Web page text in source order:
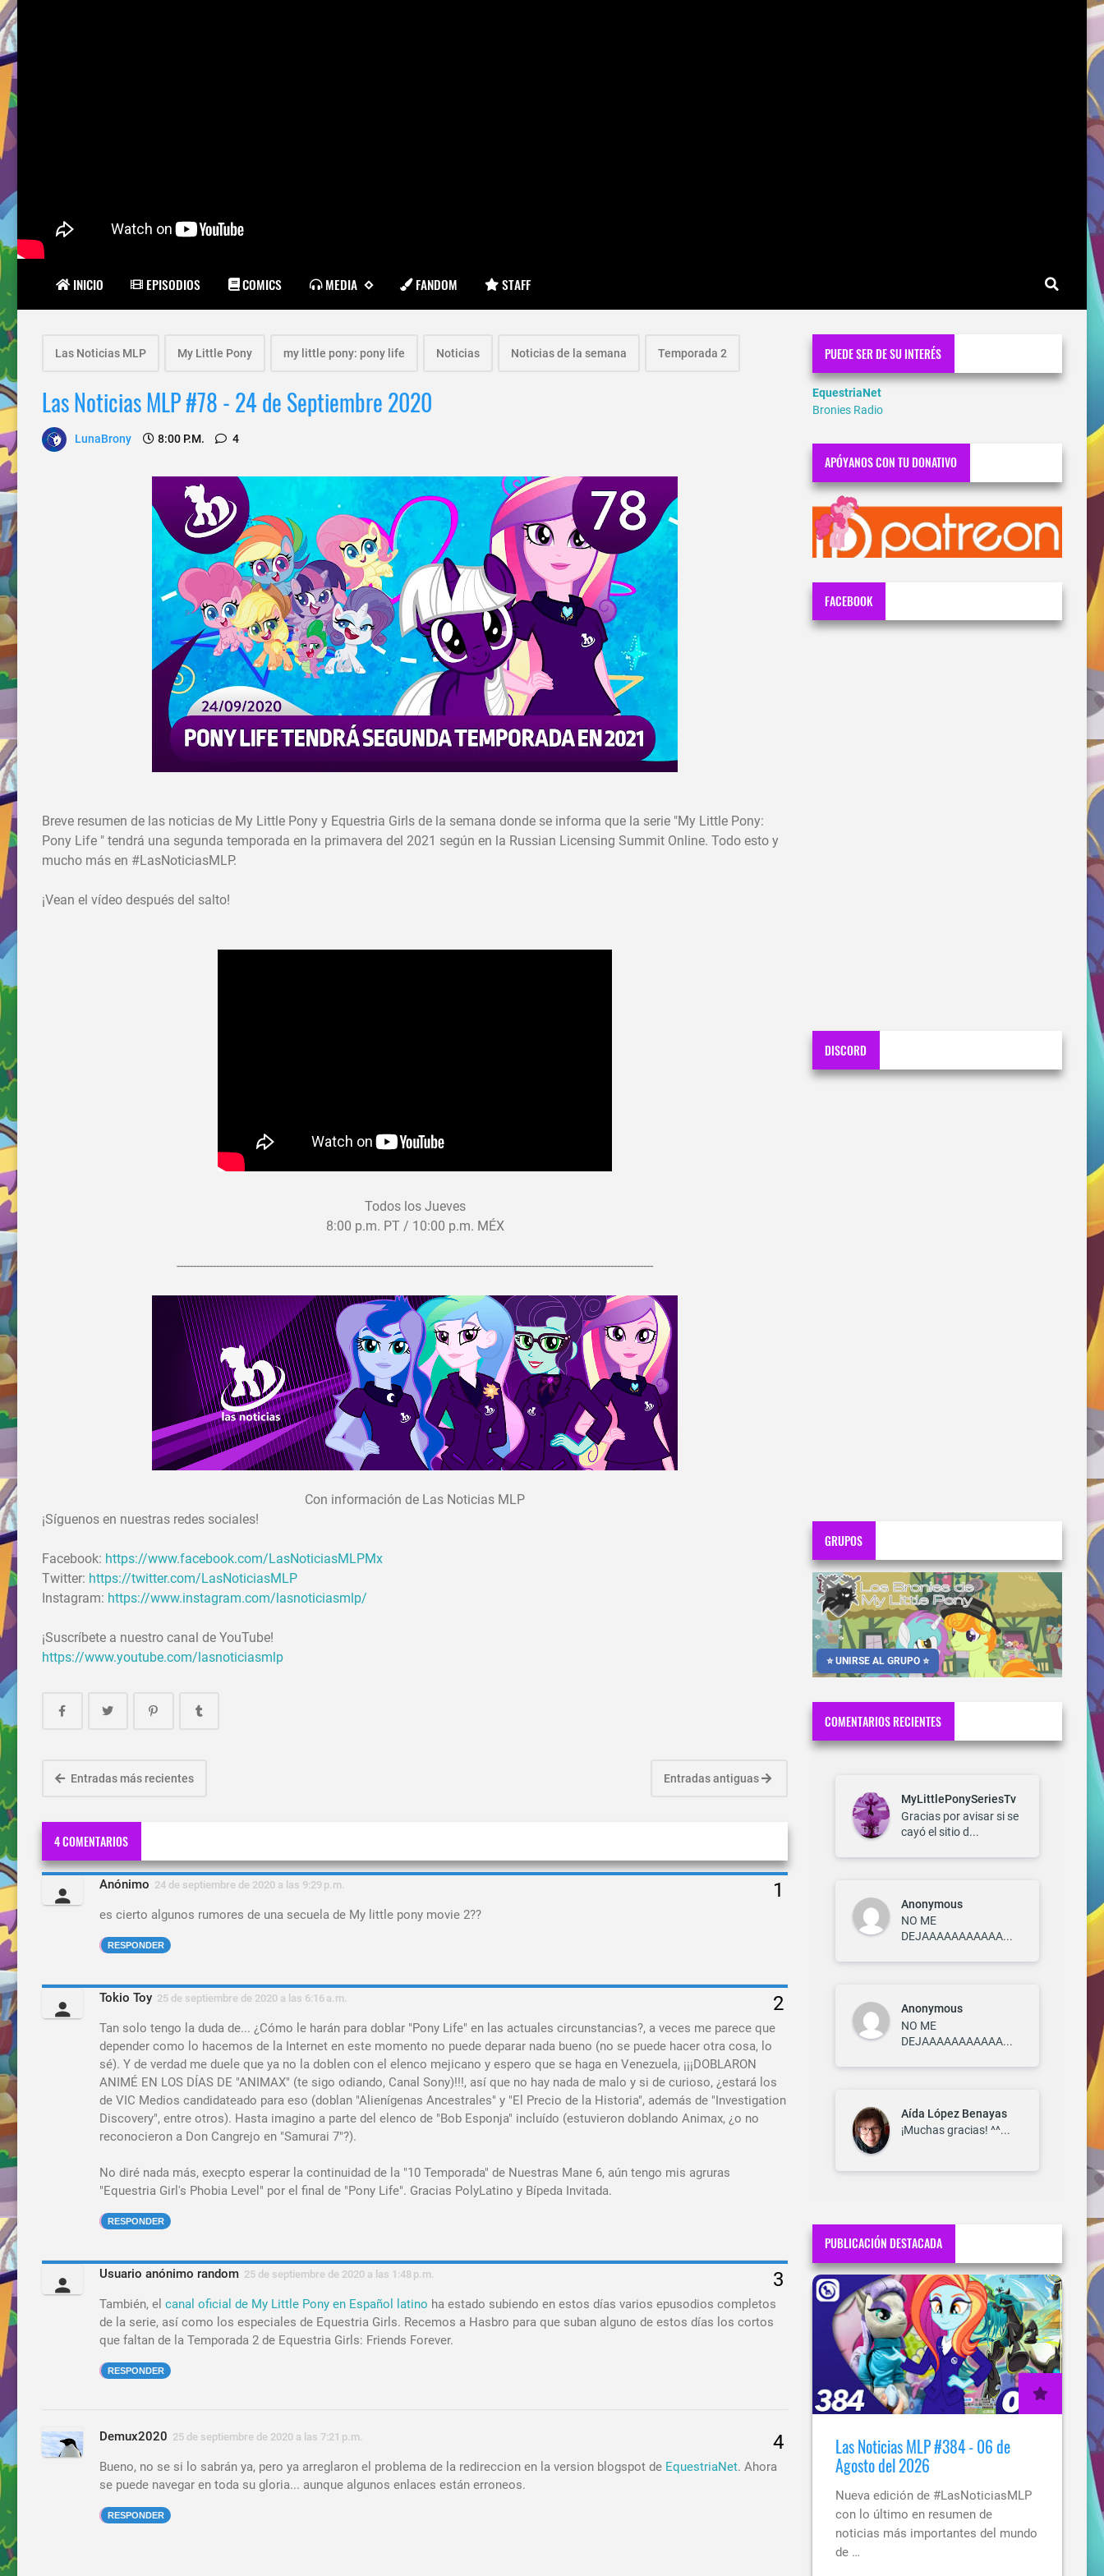
INICIO EPISODIOS COMICS MEDIA FANDOM STAFF
Las Noticias MLP My Little Pony my little pony: pony life Noticias Noticias de la semana Temporada 2
Las Noticias MLP #78 - 24 de Septiembre 2020
LunaBrony 8:00 P.m. 4
Breve resumen de las noticias de My Little Pony y Equestria Girls de la semana donde se informa que la serie "My Little Pony:
Pony Life " tendrá una segunda temporada en la primavera del 2021 según en la Russian Licensing Summit Online. Todo esto y
mucho más en #LasNoticiasMLP.
¡Vean el vídeo después del salto!
Todos los Jueves
8:00 p.m. PT / 10:00 p.m. MÉX
-------------------------------------------------------------------------------------------------------------------------------------------------
Con información de Las Noticias MLP
¡Síguenos en nuestras redes sociales!
Facebook: https://www.facebook.com/LasNoticiasMLPMx
Twitter: https://twitter.com/LasNoticiasMLP
Instagram: https://www.instagram.com/lasnoticiasmlp/
¡Suscríbete a nuestro canal de YouTube!
https://www.youtube.com/lasnoticiasmlp
Entradas más recientes Entradas antiguas
4 COMENTARIOS
Anónimo 24 de septiembre de 2020 a las 9:29 p.m.
es cierto algunos rumores de una secuela de My little pony movie 2??
RESPONDER
Tokio Toy 25 de septiembre de 2020 a las 6:16 a.m.
Tan solo tengo la duda de... ¿Cómo le harán para doblar "Pony Life" en las actuales circunstancias?, a veces me parece que
depender como lo hacemos de la Internet en este momento no puede deparar nada bueno (no se puede hacer otra cosa, lo
sé). Y de verdad me duele que ya no la doblen con el elenco mejicano y espero que se haga en Venezuela, ¡¡¡DOBLARON
ANIMÉ EN LOS DÍAS DE "ANIMAX" (te sigo odiando, Canal Sony)!!!, así que no hay nada de malo y si de curioso, ¿estará los
de VIC Medios candidateado para eso (doblan "Alienígenas Ancestrales" y "El Precio de la Historia", además de "Investigation
Discovery", entre otros). Hasta imagino a parte del elenco de "Bob Esponja" incluído (estuvieron doblando Animax, ¿o no
reconocieron a Don Cangrejo en "Samurai 7"?).
No diré nada más, execpto esperar la continuidad de la "10 Temporada" de Nuestras Mane 6, aún tengo mis agruras
"Equestria Girl's Phobia Level" por el final de "Pony Life". Gracias PolyLatino y Bípeda Invitada.
RESPONDER
Usuario anónimo random 25 de septiembre de 2020 a las 1:48 p.m.
También, el canal oficial de My Little Pony en Español latino ha estado subiendo en estos días varios epusodios completos
de la serie, así como los especiales de Equestria Girls. Recemos a Hasbro para que suban alguno de estos días los cortos
que faltan de la Temporada 2 de Equestria Girls: Friends Forever.
RESPONDER
Demux2020 25 de septiembre de 2020 a las 7:21 p.m.
Bueno, no se si lo sabrán ya, pero ya arreglaron el problema de la redireccion en la version blogspot de EquestriaNet. Ahora
se puede navegar en toda su gloria... aunque algunos enlaces están erroneos.
RESPONDER
PUEDE SER DE SU INTERÉS
EquestriaNet
Bronies Radio
APÓYANOS CON TU DONATIVO
FACEBOOK
DISCORD
GRUPOS
⭐ UNIRSE AL GRUPO ⭐
COMENTARIOS RECIENTES
MyLittlePonySeriesTv
Gracias por avisar si se
cayó el sitio d...
Anonymous
NO ME
DEJAAAAAAAAAAA...
Anonymous
NO ME
DEJAAAAAAAAAAA...
Aída López Benayas
¡Muchas gracias! ^^...
PUBLICACIÓN DESTACADA
Las Noticias MLP #384 - 06 de
Agosto del 2026
Nueva edición de #LasNoticiasMLP
con lo último en resumen de
noticias más importantes del mundo
de …